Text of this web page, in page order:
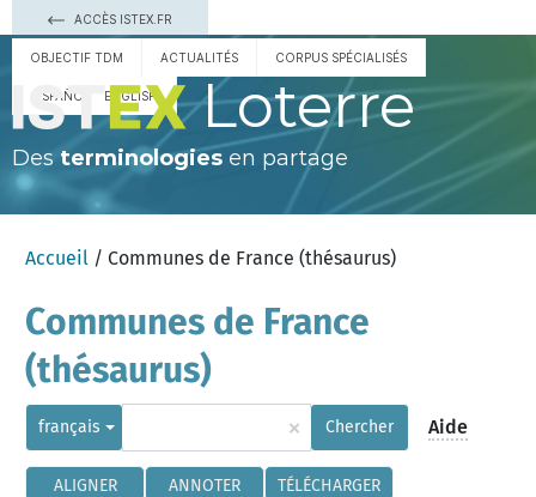
ACCÈS ISTEX.FR
OBJECTIF TDM ACTUALITÉS CORPUS SPÉCIALISÉS
ESPAÑOL ENGLISH Loterre
Des terminologies en partage
Accueil / Communes de France (thésaurus)
Communes de France
(thésaurus)
français × Chercher Aide
ALIGNER ANNOTER TÉLÉCHARGER